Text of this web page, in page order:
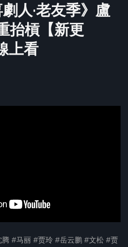
人·老友季》盧
抬槓【新更
上看
腾 #马丽 #贾玲 #岳云鹏 #文松 #贾